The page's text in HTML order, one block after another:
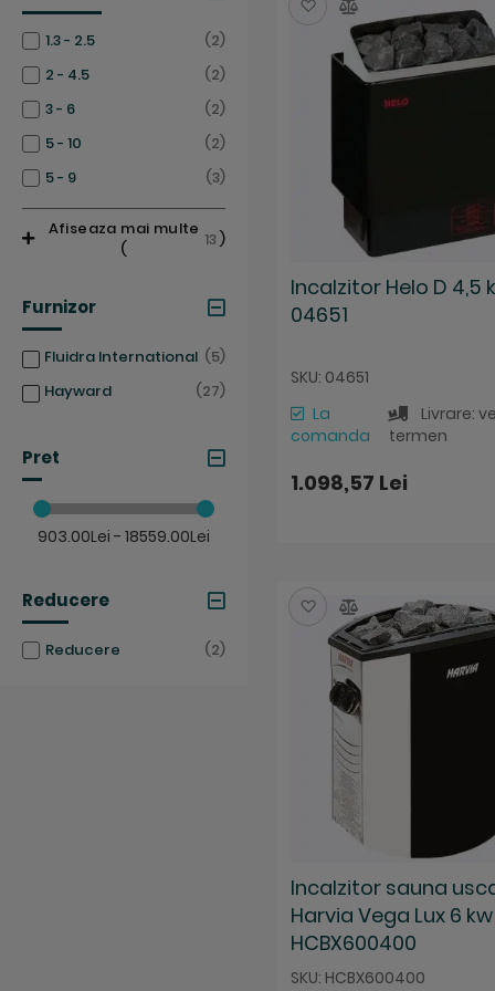
Incalzitor Helo D 4,5
04651
SKU: 04651
La
comanda
Livrare:
termen
1.098,57 Lei
Salveaza
Incalzitor sauna
Harvia Vega Lux 6 kw
HCBX600400
SKU: HCBX600400
SalveazaCompara
1.3 - 2.5 2
articole
2 - 4.5
2
articole
3 - 6
2
articole
5 - 10
2
articole
5 - 9
3
articole
Afiseaza mai multe
(
13)
Furnizor
Fluidra International 5
articole
Hayward
27
articole
Pret
903.00Lei - 18559.00Lei
Reducere
Reducere 2
articole